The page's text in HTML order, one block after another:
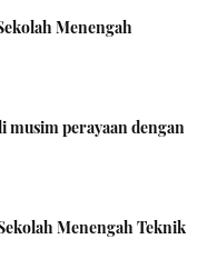
Menengah
musim perayaan dengan
Menengah Teknik